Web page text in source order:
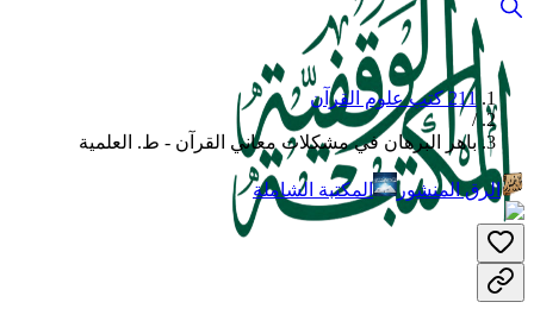
211 كتب علوم القرآن
/
باهر البرهان في مشكلات معاني القرآن - ط. العلمية
الرق المنشور المكتبة الشاملة